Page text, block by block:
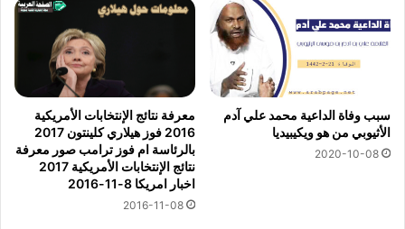
سبب وفاة الداعية محمد علي آدم
الأثيوبي من هو ويكيبيديا
2020-10-08
معرفة نتائج الإنتخابات الأمريكية
2016 فوز هيلاري كلينتون 2017
بالرئاسة ام فوز ترامب صور معرفة
نتائج الإنتخابات الأمريكية 2017
اخبار امريكا 8-11-2016
2016-11-08